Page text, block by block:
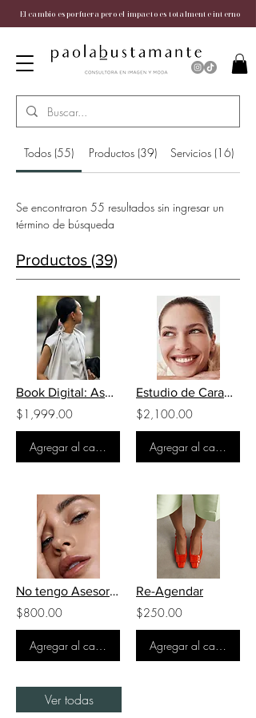
El cambio es por fuera pero el impacto es totalmente interno
Todos (55) Productos (39) Servicios (16)
Se encontraron 55 resultados sin ingresar un
término de búsqueda
Productos (39)
Book Digital: Asesoría de Imagen
$1,999.00
Agregar al carrito
Estudio de Carametria
$2,100.00
Agregar al carrito
No tengo Asesoría de Imagen
$800.00
Agregar al carrito
Re-Agendar
$250.00
Agregar al carrito
Ver todas